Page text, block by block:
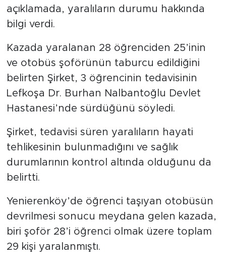
açıklamada, yaralıların durumu hakkında
bilgi verdi.
Kazada yaralanan 28 öğrenciden 25’inin
ve otobüs şoförünün taburcu edildiğini
belirten Şirket, 3 öğrencinin tedavisinin
Lefkoşa Dr. Burhan Nalbantoğlu Devlet
Hastanesi’nde sürdüğünü söyledi.
Şirket, tedavisi süren yaralıların hayati
tehlikesinin bulunmadığını ve sağlık
durumlarının kontrol altında olduğunu da
belirtti.
Yenierenköy’de öğrenci taşıyan otobüsün
devrilmesi sonucu meydana gelen kazada,
biri şoför 28’i öğrenci olmak üzere toplam
29 kişi yaralanmıştı.